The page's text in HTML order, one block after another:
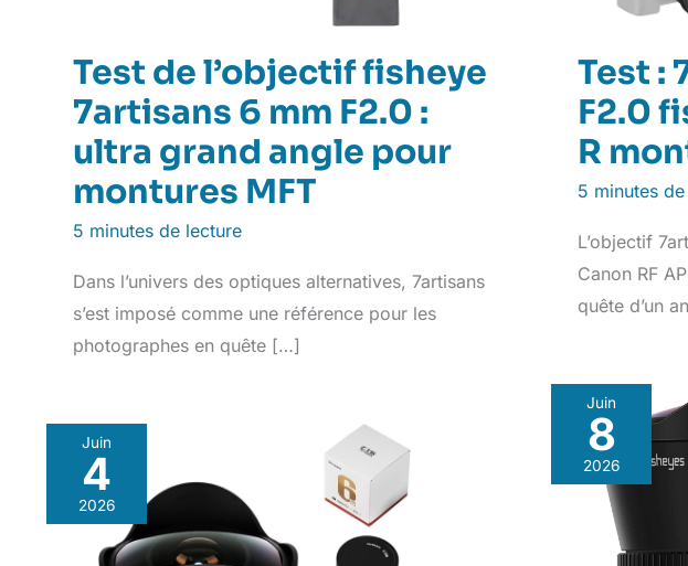
Test de l’objectif fisheye
7artisans 6 mm F2.0 :
ultra grand angle pour
montures MFT
5 minutes de lecture
Dans l’univers des optiques alternatives, 7artisans
s’est imposé comme une référence pour les
photographes en quête […]
Test :
F2.0
R
5 minutes
L’objectif
Canon RF
quête d’un
Juin
8
2026
Juin
4
2026